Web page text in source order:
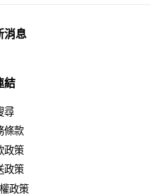
消息
結
尋
條款
政策
政策
政策